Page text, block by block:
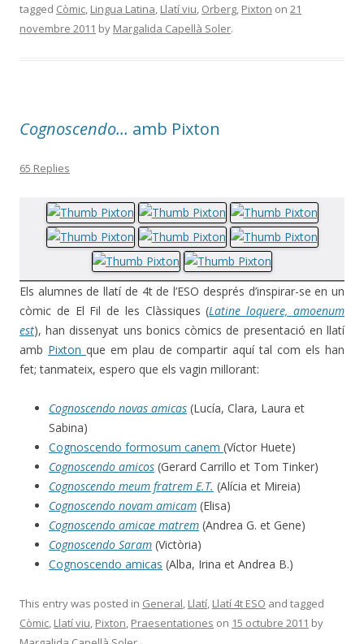
tagged Còmic, Lingua Latina, Llatí viu, Orberg, Pixton on 21
novembre 2011 by Margalida Capellà Soler.
Cognoscendo… amb Pixton
65 Replies
Els alumnes de llatí de 4t de l’ESO després d’inspirar-se en un
còmic de El Fil de les Clàssiques (Latine loquere, amoenum
est), han dissenyat uns bonics còmics de presentació en llatí
amb Pixton que em plau de compartir aquí tal com els han
fet; tanmateix, espero que els vagin millorant:
Cognoscendo novas amicas (Lucía, Clara, Laura et
Sabina)
Cognoscendo formosum canem (Víctor Huete)
Cognoscendo amicos (Gerard Carrillo et Tom Tinker)
Cognoscendo meum fratrem E.T. (Alícia et Mireia)
Cognoscendo novam amicam (Elisa)
Cognoscendo amicae matrem (Andrea G. et Gene)
Cognoscendo Saram (Victòria)
Cognoscendo amicas (Alba, Irina et Andrea B.)
This entry was posted in General, Llatí, Llatí 4t ESO and tagged
Còmic, Llatí viu, Pixton, Praesentationes on 15 octubre 2011 by